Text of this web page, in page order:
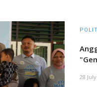
28